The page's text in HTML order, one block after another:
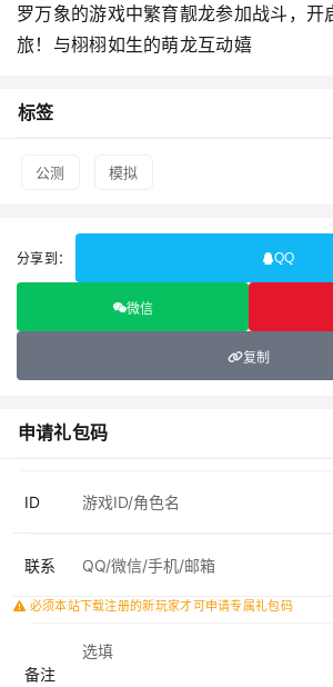
罗万象的游戏中繁育靓龙参加战斗，开
旅！与栩栩如生的萌龙互动嬉
标签
公测 模拟
分享到： QQ
微信
复制
申请礼包码
ID
联系
必须本站下载注册的新玩家才可申请专属礼包码
备注